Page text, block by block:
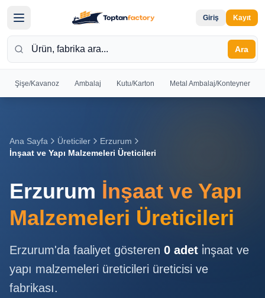
Giriş Kayıt
Ara
Şişe/Kavanoz Ambalaj Kutu/Karton Metal Ambalaj/Konteyner
Giriş yapın
veya kayıt
Giriş
Kayıt
Ana
Tüm
Ana Sayfa Üreticiler
Erzurum
İnşaat ve Yapı Malzemeleri Üreticileri
Erzurum İnşaat ve Yapı
Malzemeleri Üreticileri
Erzurum'da faaliyet gösteren 0 adet i̇nşaat ve
yapı malzemeleri üreticileri üreticisi ve
fabrikası.